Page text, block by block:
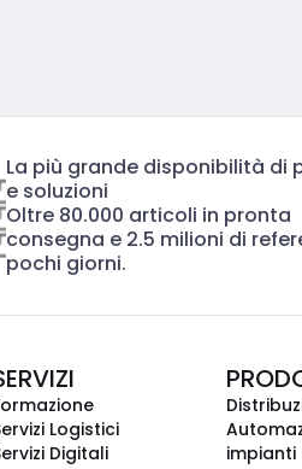
La più grande disponibilità di
e soluzioni
Oltre 80.000 articoli in pronta
consegna e 2.5 milioni di
pochi giorni.
Logistici
Digitali
impianti